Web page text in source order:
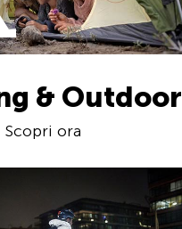
& Outdoor
Scopri ora